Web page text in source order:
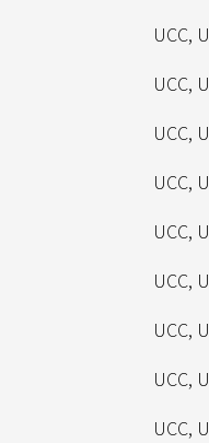
UCC,
UCC,
UCC,
UCC,
UCC,
UCC,
UCC,
UCC,
UCC,